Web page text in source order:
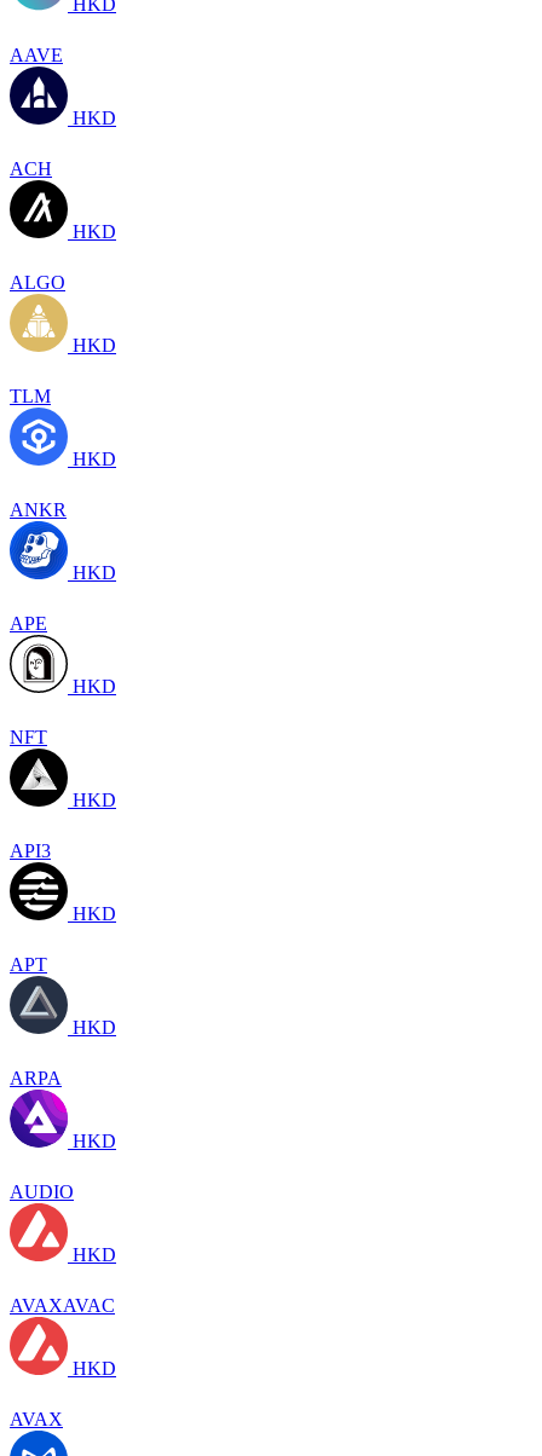
AAVE
HKD
ACH
HKD
ALGO
HKD
TLM
HKD
ANKR
HKD
APE
HKD
NFT
HKD
API3
HKD
APT
HKD
ARPA
HKD
AUDIO
HKD
AVAXAVAC
HKD
AVAX